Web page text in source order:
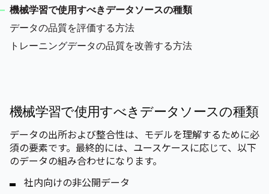
機械学習で使用すべきデータソースの種類
データの品質を評価する方法
トレーニングデータの品質を改善する方法
機械学習で使用すべきデータソースの種類
データの出所および整合性は、モデルを理解するために必
須の要素です。最終的には、ユースケースに応じて、以下
のデータの組み合わせになります。
社内向けの非公開データ